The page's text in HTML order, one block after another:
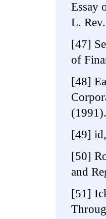
Essay
L.
[47]
of
[48]
(1991).
[49]
[50]
and
[51]